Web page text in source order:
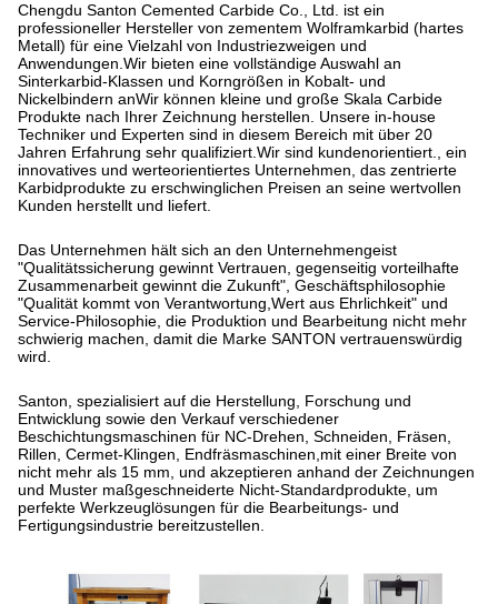
Chengdu Santon Cemented Carbide Co., Ltd. ist ein
professioneller Hersteller von zementem Wolframkarbid (hartes
Metall) für eine Vielzahl von Industriezweigen und
Anwendungen.Wir bieten eine vollständige Auswahl an
Sinterkarbid-Klassen und Korngrößen in Kobalt- und
Nickelbindern anWir können kleine und große Skala Carbide
Produkte nach Ihrer Zeichnung herstellen. Unsere in-house
Techniker und Experten sind in diesem Bereich mit über 20
Jahren Erfahrung sehr qualifiziert.Wir sind kundenorientiert., ein
innovatives und werteorientiertes Unternehmen, das zentrierte
Karbidprodukte zu erschwinglichen Preisen an seine wertvollen
Kunden herstellt und liefert.
Das Unternehmen hält sich an den Unternehmengeist
"Qualitätssicherung gewinnt Vertrauen, gegenseitig vorteilhafte
Zusammenarbeit gewinnt die Zukunft", Geschäftsphilosophie
"Qualität kommt von Verantwortung,Wert aus Ehrlichkeit" und
Service-Philosophie, die Produktion und Bearbeitung nicht mehr
schwierig machen, damit die Marke SANTON vertrauenswürdig
wird.
Santon, spezialisiert auf die Herstellung, Forschung und
Entwicklung sowie den Verkauf verschiedener
Beschichtungsmaschinen für NC-Drehen, Schneiden, Fräsen,
Rillen, Cermet-Klingen, Endfräsmaschinen,mit einer Breite von
nicht mehr als 15 mm, und akzeptieren anhand der Zeichnungen
und Muster maßgeschneiderte Nicht-Standardprodukte, um
perfekte Werkzeuglösungen für die Bearbeitungs- und
Fertigungsindustrie bereitzustellen.